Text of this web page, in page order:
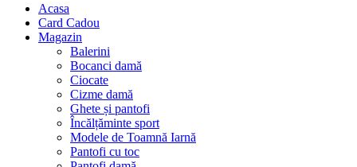
Acasa
Card Cadou
Magazin
Balerini
Bocanci damă
Ciocate
Cizme damă
Ghete și pantofi
Încălțăminte sport
Modele de Toamnă Iarnă
Pantofi cu toc